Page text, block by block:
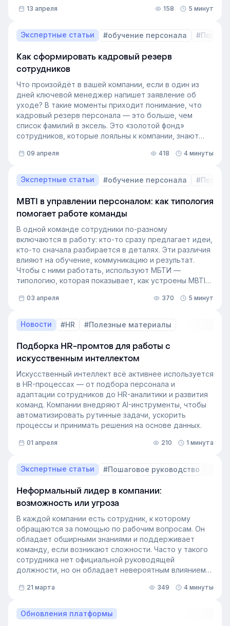
13 апреля 158 5 минут
Экспертные статьи #обучение персонала
Как сформировать кадровый резерв
сотрудников
Что произойдёт в вашей компании, если в один из
дней ключевой менеджер напишет заявление об
уходе? В такие моменты приходит понимание, что
кадровый резерв персонала — это больше, чем
список фамилий в эксель. Это «золотой фонд»
сотрудников, которые лояльны к компании, знают
освободившуюся должность. Не у каждой компании
вручную — трудоёмкая задача. Однако с приходом
автоматизации формирование кадрового запаса
перестало требовать большого ресурса. Теперь это
важный инструмент для любой компании, которая не
хочет зависеть от капризов рынка труда. В статье
разберёмся, как выстроить процесс формирование
кадрового резерва с помощью современных
инструментов.
09 апреля 418 4 минуты
Экспертные статьи #обучение персонала
MBTI в управлении персоналом: как типология
помогает работе команды
В одной команде сотрудники по-разному
включаются в работу: кто-то сразу предлагает идеи,
кто-то сначала разбирается в деталях. Эти различия
влияют на обучение, коммуникацию и результат.
Чтобы с ними работать, используют МБТИ —
типологию, которая показывает, как устроены MBTI
это тестирование применяют в бизнесе и какую
03 апреля 370 5 минут
Новости #HR #Полезные материалы
Подборка HR-промтов для работы с
искусственным интеллектом
Искусственный интеллект всё активнее используется
в HR-процессах — от подбора персонала и
адаптации сотрудников до HR-аналитики и развития
команд. Компании внедряют AI-инструменты, чтобы
автоматизировать рутинные задачи, ускорить
процессы и принимать решения на основе данных.
01 апреля 210 1 минута
Экспертные статьи #Пошаговое руководство
Неформальный лидер в компании:
возможность или угроза
В каждой компании есть сотрудник, к которому
обращаются за помощью по рабочим вопросам. Он
обладает обширными знаниями и поддерживает
команду, если возникают сложности. Часто у такого
сотрудника нет официальной руководящей
должности, но он обладает невероятным влиянием
неформальный лидер группы. У него есть авторитет
процессы в компании и умеет выстраивать
искренние отношения с людьми. Выявление
21 марта 349 4 минуты
Обновления платформы